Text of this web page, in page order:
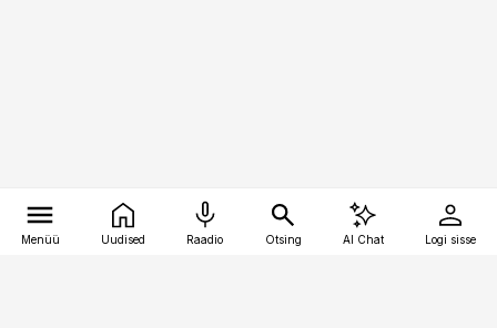
Menüü Uudised Raadio Otsing AI Chat Logi sisse